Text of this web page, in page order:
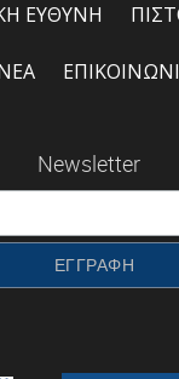
ΕΥΘΥΝΗ
Newsletter